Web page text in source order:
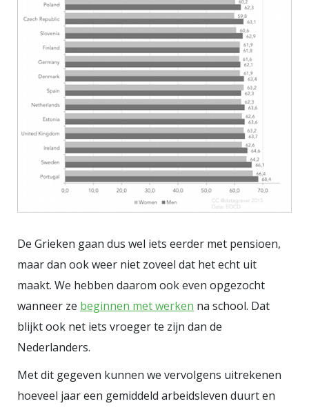
De Grieken gaan dus wel iets eerder met pensioen,
maar dan ook weer niet zoveel dat het echt uit
maakt. We hebben daarom ook even opgezocht
wanneer ze beginnen met werken na school. Dat
blijkt ook net iets vroeger te zijn dan de
Nederlanders.
Met dit gegeven kunnen we vervolgens uitrekenen
hoeveel jaar een gemiddeld arbeidsleven duurt en